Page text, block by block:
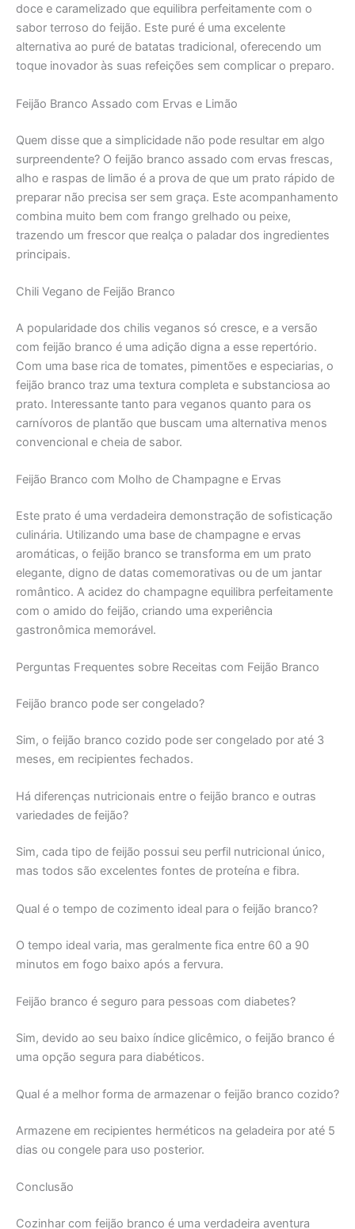
doce e caramelizado que equilibra perfeitamente com o
sabor terroso do feijão. Este puré é uma excelente
alternativa ao puré de batatas tradicional, oferecendo um
toque inovador às suas refeições sem complicar o preparo.
Feijão Branco Assado com Ervas e Limão
Quem disse que a simplicidade não pode resultar em algo
surpreendente? O feijão branco assado com ervas frescas,
alho e raspas de limão é a prova de que um prato rápido de
preparar não precisa ser sem graça. Este acompanhamento
combina muito bem com frango grelhado ou peixe,
trazendo um frescor que realça o paladar dos ingredientes
principais.
Chili Vegano de Feijão Branco
A popularidade dos chilis veganos só cresce, e a versão
com feijão branco é uma adição digna a esse repertório.
Com uma base rica de tomates, pimentões e especiarias, o
feijão branco traz uma textura completa e substanciosa ao
prato. Interessante tanto para veganos quanto para os
carnívoros de plantão que buscam uma alternativa menos
convencional e cheia de sabor.
Feijão Branco com Molho de Champagne e Ervas
Este prato é uma verdadeira demonstração de sofisticação
culinária. Utilizando uma base de champagne e ervas
aromáticas, o feijão branco se transforma em um prato
elegante, digno de datas comemorativas ou de um jantar
romântico. A acidez do champagne equilibra perfeitamente
com o amido do feijão, criando uma experiência
gastronômica memorável.
Perguntas Frequentes sobre Receitas com Feijão Branco
Feijão branco pode ser congelado?
Sim, o feijão branco cozido pode ser congelado por até 3
meses, em recipientes fechados.
Há diferenças nutricionais entre o feijão branco e outras
variedades de feijão?
Sim, cada tipo de feijão possui seu perfil nutricional único,
mas todos são excelentes fontes de proteína e fibra.
Qual é o tempo de cozimento ideal para o feijão branco?
O tempo ideal varia, mas geralmente fica entre 60 a 90
minutos em fogo baixo após a fervura.
Feijão branco é seguro para pessoas com diabetes?
Sim, devido ao seu baixo índice glicêmico, o feijão branco é
uma opção segura para diabéticos.
Qual é a melhor forma de armazenar o feijão branco cozido?
Armazene em recipientes herméticos na geladeira por até 5
dias ou congele para uso posterior.
Conclusão
Cozinhar com feijão branco é uma verdadeira aventura